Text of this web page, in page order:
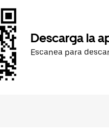
Descarga la
Escanea para